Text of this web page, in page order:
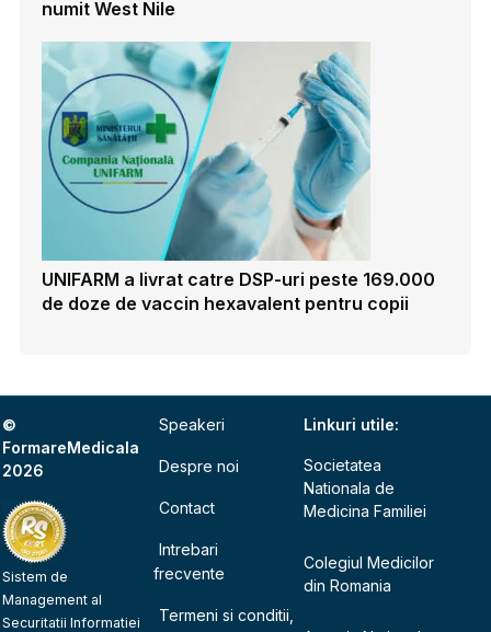
numit West Nile
UNIFARM a livrat catre DSP-uri peste 169.000
de doze de vaccin hexavalent pentru copii
©
FormareMedicala
2026
Sistem de
Management al
Securitatii Informatiei
Speakeri
Despre noi
Contact
Intrebari
frecvente
Termeni si conditii,
Linkuri utile:
Societatea
Nationala de
Medicina Familiei
Colegiul Medicilor
din Romania